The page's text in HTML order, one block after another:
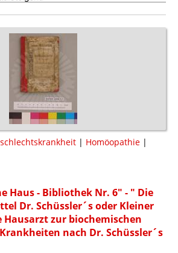
| Homöopathie |
Haus - Bibliothek Nr. 6" - " Die
Dr. Schüssler´s oder Kleiner
zur biochemischen
nach Dr. Schüssler´s